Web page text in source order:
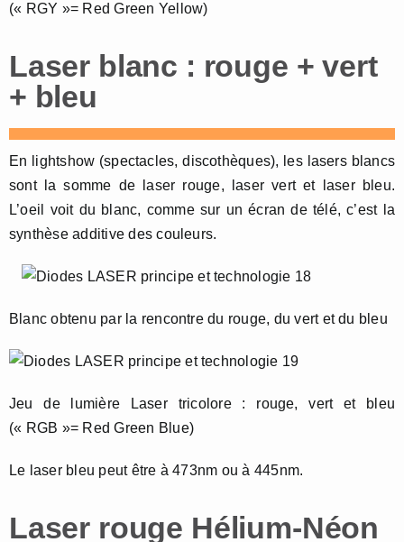
(« RGY »= Red Green Yellow)
Laser blanc : rouge + vert
+ bleu
En lightshow (spectacles, discothèques), les lasers blancs
sont la somme de laser rouge, laser vert et laser bleu.
L’oeil voit du blanc, comme sur un écran de télé, c’est la
synthèse additive des couleurs.
Blanc obtenu par la rencontre du rouge, du vert et du bleu
Jeu de lumière Laser tricolore : rouge, vert et bleu
(« RGB »= Red Green Blue)
Le laser bleu peut être à 473nm ou à 445nm.
Laser rouge Hélium-Néon